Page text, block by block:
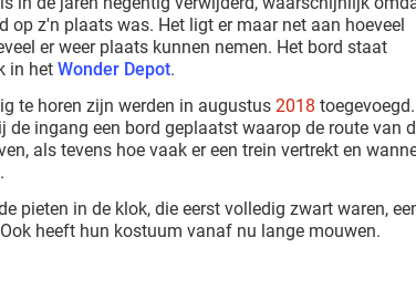
op z'n plaats was. Het ligt er maar net aan hoeveel
er weer plaats kunnen nemen. Het bord staat
in het Wonder Depot.
te horen zijn werden in augustus 2018 toegevoegd.
de ingang een bord geplaatst waarop de route van
als tevens hoe vaak er een trein vertrekt en
pieten in de klok, die eerst volledig zwart waren,
heeft hun kostuum vanaf nu lange mouwen.